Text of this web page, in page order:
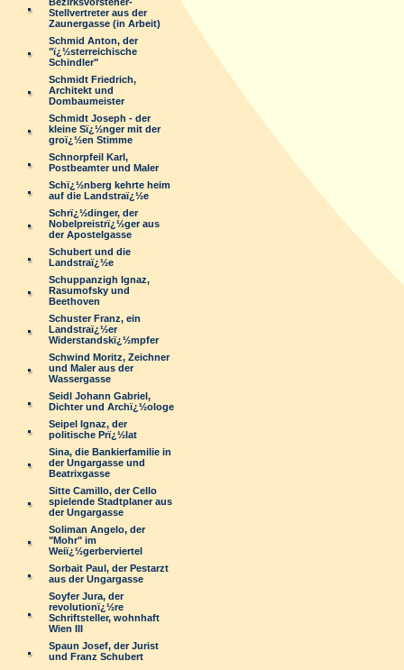
Stellvertreter aus der
Zaunergasse (in Arbeit)
Schmid Anton, der
"ï¿½sterreichische
Schindler"
Schmidt Friedrich,
Architekt und
Dombaumeister
Schmidt Joseph - der
kleine Sï¿½nger mit der
groï¿½en Stimme
Schnorpfeil Karl,
Postbeamter und Maler
Schï¿½nberg kehrte heim
auf die Landstraï¿½e
Schrï¿½dinger, der
Nobelpreistrï¿½ger aus
der Apostelgasse
Schubert und die
Landstraï¿½e
Schuppanzigh Ignaz,
Rasumofsky und
Beethoven
Schuster Franz, ein
Landstraï¿½er
Widerstandskï¿½mpfer
Schwind Moritz, Zeichner
und Maler aus der
Wassergasse
Seidl Johann Gabriel,
Dichter und Archï¿½ologe
Seipel Ignaz, der
politische Prï¿½lat
Sina, die Bankierfamilie in
der Ungargasse und
Beatrixgasse
Sitte Camillo, der Cello
spielende Stadtplaner aus
der Ungargasse
Soliman Angelo, der
"Mohr" im
Weiï¿½gerberviertel
Sorbait Paul, der Pestarzt
aus der Ungargasse
Soyfer Jura, der
revolutionï¿½re
Schriftsteller, wohnhaft
Wien III
Spaun Josef, der Jurist
und Franz Schubert